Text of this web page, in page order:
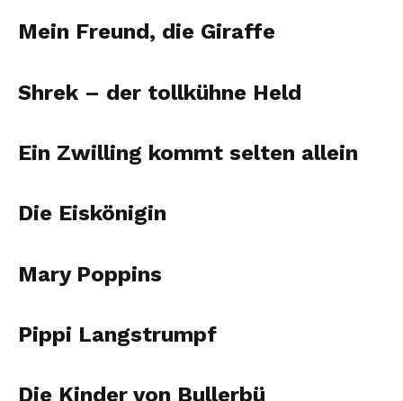
Mein Freund, die Giraffe
Shrek – der tollkühne Held
Ein Zwilling kommt selten allein
Die Eiskönigin
Mary Poppins
Pippi Langstrumpf
Die Kinder von Bullerbü